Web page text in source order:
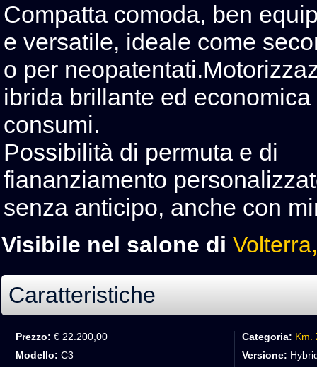
Compatta comoda, ben
e versatile, ideale come
o per
ibrida brillante ed economica
consumi.
Possibilità di permuta e di
fiananziamento
senza anticipo, anche con
Visibile nel salone di
Caratteristiche
Prezzo: € 22.200,00 Categoria: Km.
Modello: C3 Versione: